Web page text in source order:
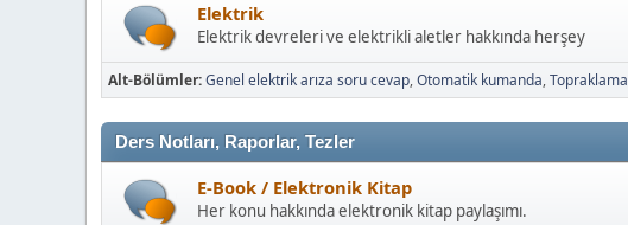
Elektrik
Elektrik devreleri ve elektrikli aletler hakkında herşey
Alt-Bölümler Genel elektrik arıza soru cevap Otomatik kumanda Topraklama
Ders Notları, Raporlar, Tezler
E-Book / Elektronik Kitap
Her konu hakkında elektronik kitap paylaşımı.